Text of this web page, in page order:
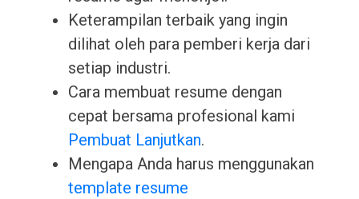
Keterampilan terbaik yang ingin
dilihat oleh para pemberi kerja dari
setiap industri.
Cara membuat resume dengan
cepat bersama profesional kami
Pembuat Lanjutkan.
Mengapa Anda harus menggunakan
template resume